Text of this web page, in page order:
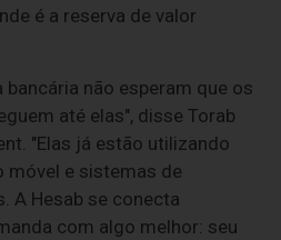
é a reserva de valor
não esperam que os
até elas", disse Torab
"Elas já estão utilizando
móvel e sistemas de
A Hesab se conecta
com algo melhor: seu